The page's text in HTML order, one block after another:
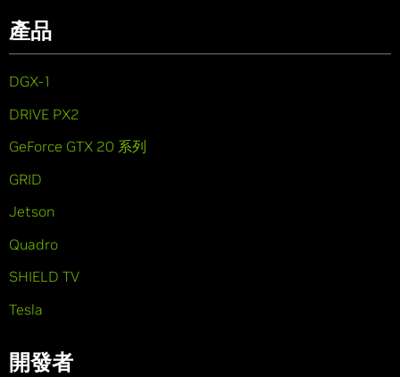
產品
DGX-1
DRIVE PX2
GeForce GTX 20 系列
GRID
Jetson
Quadro
SHIELD TV
Tesla
開發者